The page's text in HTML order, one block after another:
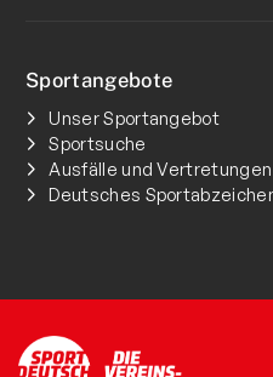
Sportangebote
Unser Sportangebot
Sportsuche
Ausfälle und Vertretungen
Deutsches